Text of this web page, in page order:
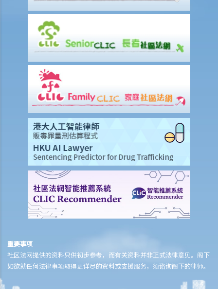
A. 传闻证据法则的例外
1. 普通法的例外规定
2. 法定例外规定
9. 控方可以就我的不良品格援引证据吗？我可以就我的良好品格援引证
a. 不良品格的证据
2. 类同事实证据
3. 没有被控的行为
4. 就被告的不良品格盘问
b. 良好品格的证据
重要事项
社区法网提供的资料只供初步参考，而有关资料并非正式法律意见。阁下
如欲就任何法律事项取得更详尽的资料或支援服务，须谘询阁下的律师。